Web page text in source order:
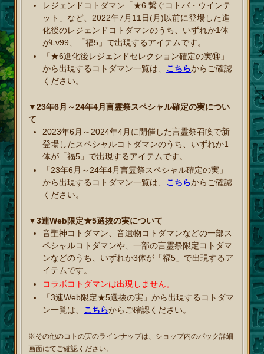
レジェンドコトダマン「★6 繋ぐコトバ・ウインテ
ット」など、2022年7月11日(月)以前に登場した進
化後のレジェンドコトダマンのうち、いずれか1体
がLv99、「福5」で出現するアイテムです。
「★6進化後レジェンドセレクション確定の実⑭」
から出現するコトダマン一覧は、 こちらからご確認
ください。
▼23年6月～24年4月言霊祭スペシャル確定の実につい
て
2023年6月～2024年4月に開催した言霊祭召喚で新
登場したスペシャルコトダマンのうち、いずれか1
体が「福5」で出現するアイテムです。
「23年6月～24年4月言霊祭スペシャル確定の実」
から出現するコトダマン一覧は、 こちらからご確認
ください。
▼3連Web限定★5選抜の実について
音聖神コトダマン、音遺物コトダマンなどの一部ス
ペシャルコトダマンや、一部の言霊祭限定コトダマ
ンなどのうち、いずれか3体が「福5」で出現するア
イテムです。
コラボコトダマンは出現しません。
「3連Web限定★5選抜の実」から出現するコトダマ
ン一覧は、 こちらからご確認ください。
※その他のコトの実のラインナップは、ショップ内のパック詳細
画面にてご確認ください。